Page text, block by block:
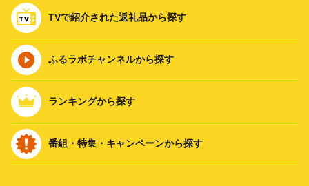
TVで紹介された返礼品から探す
ふるラボチャンネルから探す
ランキングから探す
番組・特集・キャンペーンから探す